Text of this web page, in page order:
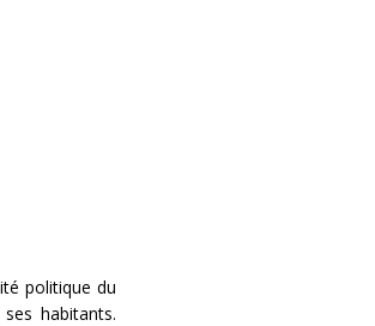
politique du
habitants.